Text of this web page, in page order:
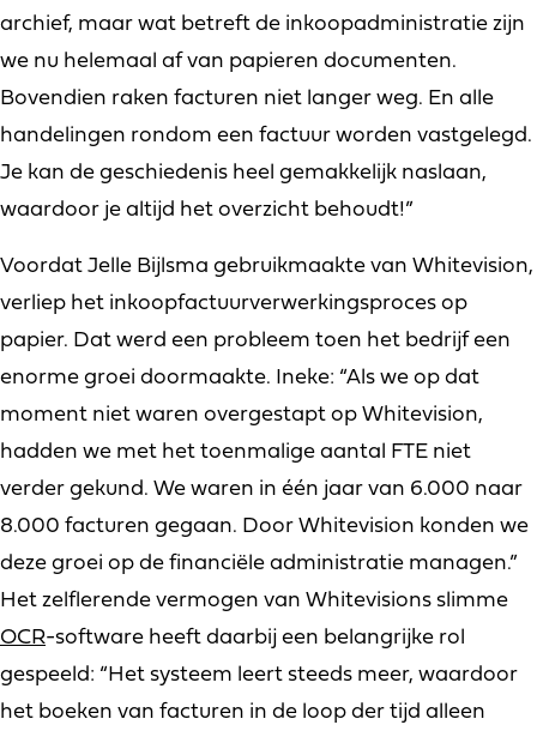
archief, maar wat betreft de inkoopadministratie zijn
we nu helemaal af van papieren documenten.
Bovendien raken facturen niet langer weg. En alle
handelingen rondom een factuur worden vastgelegd.
Je kan de geschiedenis heel gemakkelijk naslaan,
waardoor je altijd het overzicht behoudt!”
Voordat Jelle Bijlsma gebruikmaakte van Whitevision,
verliep het inkoopfactuurverwerkingsproces op
papier. Dat werd een probleem toen het bedrijf een
enorme groei doormaakte. Ineke: “Als we op dat
moment niet waren overgestapt op Whitevision,
hadden we met het toenmalige aantal FTE niet
verder gekund. We waren in één jaar van 6.000 naar
8.000 facturen gegaan. Door Whitevision konden we
deze groei op de financiële administratie managen.”
Het zelflerende vermogen van Whitevisions slimme
OCR-software heeft daarbij een belangrijke rol
gespeeld: “Het systeem leert steeds meer, waardoor
het boeken van facturen in de loop der tijd alleen